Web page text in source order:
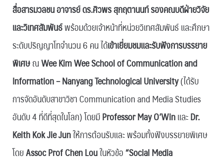
สื่อสารมวลชนอาจารย์ ดร.ศิวพร สุกฤตานนท์ รองคณบดีฝ่ายวิจัย
และวิเทศสัมพันธ์พร้อมด้วยเจ้าหน้าที่หน่วยวิเทศสัมพันธ์ และศึกษา
ระดับปริญญาโทจำนวน 6 คน ได้เข้าเยี่ยมชมและรับฟังการบรรยาย
พิเศษณWee Kim Wee School of Communication and
Information – Nanyang Technological University(ได้รับ
การจัดอันดับสาขาวิชา Communication and Media Studies
อันดับ 4 ที่ดีที่สุดในโลก) โดยมีProfessor May O’WinและDr.
Keith Kok Jie Junให้การต้อนรับและ พร้อมทั้งฟังบรรยายพิเศษ
โดยAssoc Prof Chen Louในหัวข้อ“Social Media